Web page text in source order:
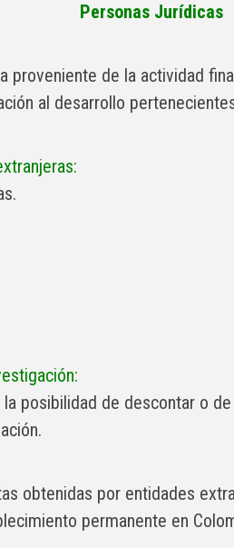
Personas Jurídicas
proveniente de la actividad
al desarrollo
posibilidad de descontar o
obtenidas por entidades
permanente en